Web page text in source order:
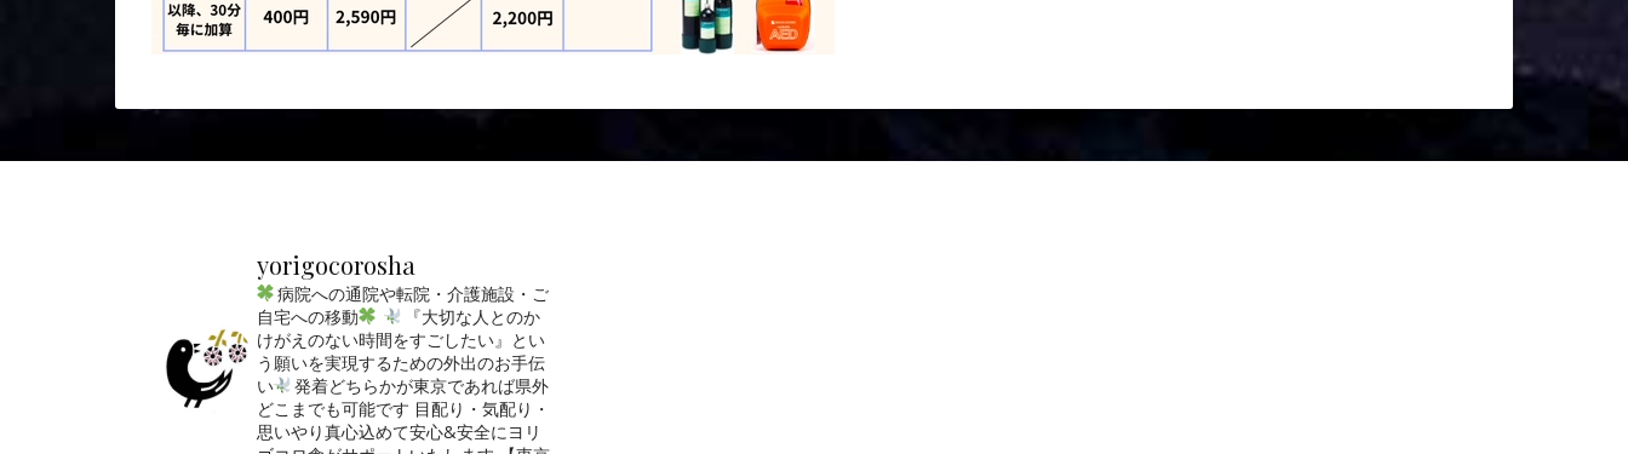
yorigocorosha
病院への通院や転院・介護施設・ご
自宅への移動
『大切な人とのか
けがえのない時間をすごしたい』とい
う願いを実現するための外出のお手伝
い
発着どちらかが東京であれば県外
どこまでも可能です 目配り・気配り・
思いやり真心込めて安心&安全にヨリ